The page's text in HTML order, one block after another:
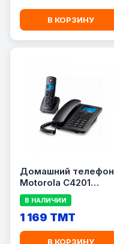
В КОРЗИНУ
Домашний телефон
Motorola C4201
Combo
В НАЛИЧИИ
1 169 TMT
В КОРЗИНУ